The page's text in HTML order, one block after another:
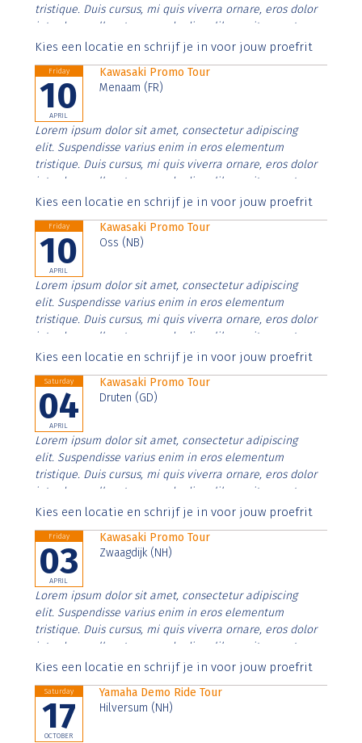
tristique. Duis cursus, mi quis viverra ornare, eros dolor
interdum nulla, ut commodo diam libero vitae erat.
Aenean faucibus nibh et justo cursus id rutrum lorem
Kies een locatie en schrijf je in voor jouw proefrit
Friday
10
APRIL
Kawasaki Promo Tour
Menaam (FR)
Lorem ipsum dolor sit amet, consectetur adipiscing
elit. Suspendisse varius enim in eros elementum
tristique. Duis cursus, mi quis viverra ornare, eros dolor
interdum nulla, ut commodo diam libero vitae erat.
Aenean faucibus nibh et justo cursus id rutrum lorem
Kies een locatie en schrijf je in voor jouw proefrit
Friday
10
APRIL
Kawasaki Promo Tour
Oss (NB)
Lorem ipsum dolor sit amet, consectetur adipiscing
elit. Suspendisse varius enim in eros elementum
tristique. Duis cursus, mi quis viverra ornare, eros dolor
interdum nulla, ut commodo diam libero vitae erat.
Aenean faucibus nibh et justo cursus id rutrum lorem
Kies een locatie en schrijf je in voor jouw proefrit
Saturday
04
APRIL
Kawasaki Promo Tour
Druten (GD)
Lorem ipsum dolor sit amet, consectetur adipiscing
elit. Suspendisse varius enim in eros elementum
tristique. Duis cursus, mi quis viverra ornare, eros dolor
interdum nulla, ut commodo diam libero vitae erat.
Aenean faucibus nibh et justo cursus id rutrum lorem
Kies een locatie en schrijf je in voor jouw proefrit
Friday
03
APRIL
Kawasaki Promo Tour
Zwaagdijk (NH)
Lorem ipsum dolor sit amet, consectetur adipiscing
elit. Suspendisse varius enim in eros elementum
tristique. Duis cursus, mi quis viverra ornare, eros dolor
interdum nulla, ut commodo diam libero vitae erat.
Aenean faucibus nibh et justo cursus id rutrum lorem
Kies een locatie en schrijf je in voor jouw proefrit
Saturday
17
OCTOBER
Yamaha Demo Ride Tour
Hilversum (NH)